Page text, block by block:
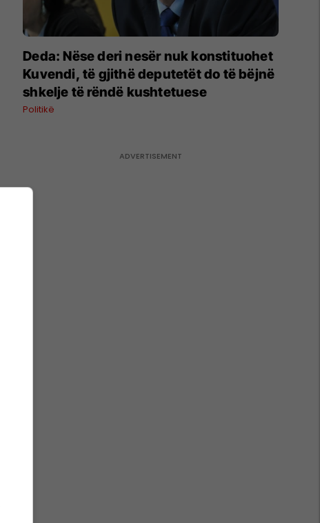
Deda: Nëse deri nesër nuk konstituohet
Kuvendi, të gjithë deputetët do të bëjnë
shkelje të rëndë kushtetuese
Politikë